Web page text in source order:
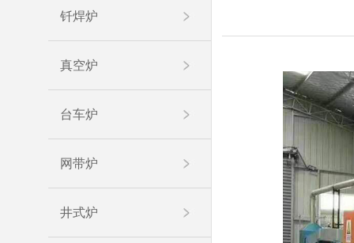
钎焊炉
真空炉
台车炉
网带炉
井式炉